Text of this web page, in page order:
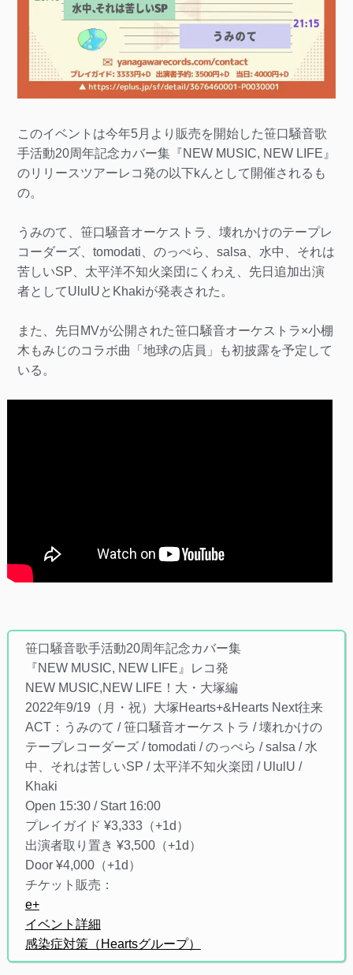
このイベントは今年5月より販売を開始した笹口騒音歌
手活動20周年記念カバー集『NEW MUSIC, NEW LIFE』
のリリースツアーレコ発の以下kんとして開催されるも
の。
うみのて、笹口騒音オーケストラ、壊れかけのテープレ
コーダーズ、tomodati、のっぺら、salsa、水中、それは
苦しいSP、太平洋不知火楽団にくわえ、先日追加出演
者としてUlulUとKhakiが発表された。
また、先日MVが公開された笹口騒音オーケストラ×小棚
木もみじのコラボ曲「地球の店員」も初披露を予定して
いる。
笹口騒音歌手活動20周年記念カバー集
『NEW MUSIC, NEW LIFE』レコ発
NEW MUSIC,NEW LIFE！大・大塚編
2022年9/19（月・祝）大塚Hearts+&Hearts Next往来
ACT：うみのて / 笹口騒音オーケストラ / 壊れかけの
テープレコーダーズ / tomodati / のっぺら / salsa / 水
中、それは苦しいSP / 太平洋不知火楽団 / UlulU /
Khaki
Open 15:30 / Start 16:00
プレイガイド ¥3,333（+1d）
出演者取り置き ¥3,500（+1d）
Door ¥4,000（+1d）
チケット販売：
e+
イベント詳細
感染症対策（Heartsグループ）